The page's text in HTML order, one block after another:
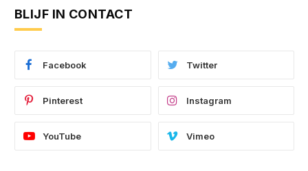
BLIJF IN CONTACT
Facebook Twitter
Pinterest Instagram
YouTube Vimeo